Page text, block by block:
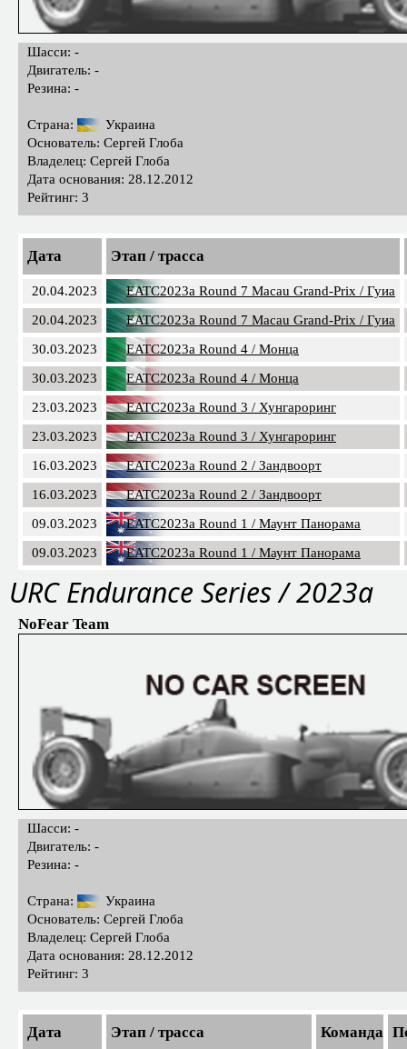
Шасси: -
Двигатель: -
Резина: -
Страна:
Украина
Основатель: Сергей Глоба
Владелец: Сергей Глоба
Дата основания: 28.12.2012
Рейтинг: 3
Дата Этап / трасса
20.04.2023
EATC2023a Round 7 Macau Grand-Prix / Гуиа
20.04.2023
EATC2023a Round 7 Macau Grand-Prix / Гуиа
30.03.2023
EATC2023a Round 4 / Монца
30.03.2023
EATC2023a Round 4 / Монца
23.03.2023
EATC2023a Round 3 / Хунгароринг
23.03.2023
EATC2023a Round 3 / Хунгароринг
16.03.2023
EATC2023a Round 2 / Зандвоорт
16.03.2023
EATC2023a Round 2 / Зандвоорт
09.03.2023
EATC2023a Round 1 / Маунт Панорама
09.03.2023
EATC2023a Round 1 / Маунт Панорама
URC Endurance Series / 2023a
NoFear Team
Шасси: -
Двигатель: -
Резина: -
Страна:
Украина
Основатель: Сергей Глоба
Владелец: Сергей Глоба
Дата основания: 28.12.2012
Рейтинг: 3
Дата Этап / трасса Команда